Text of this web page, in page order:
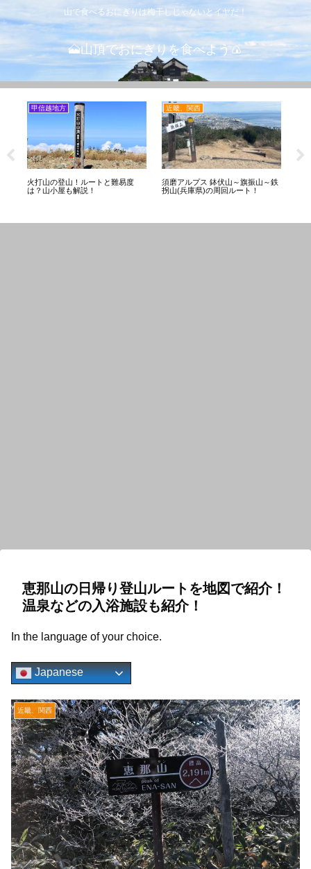
山で食べるおにぎりは梅干しじゃないとイヤだ！
🗻山頂でおにぎりを食べよう🍙
甲信越地方
火打山の登山！ルートと難易度
は？山小屋も解説！
近畿、関西
須磨アルプス 鉢伏山～旗振山～鉄
拐山(兵庫県)の周回ルート！
恵那山の日帰り登山ルートを地図で紹介！
温泉などの入浴施設も紹介！
In the language of your choice.
Japanese
近畿、関西